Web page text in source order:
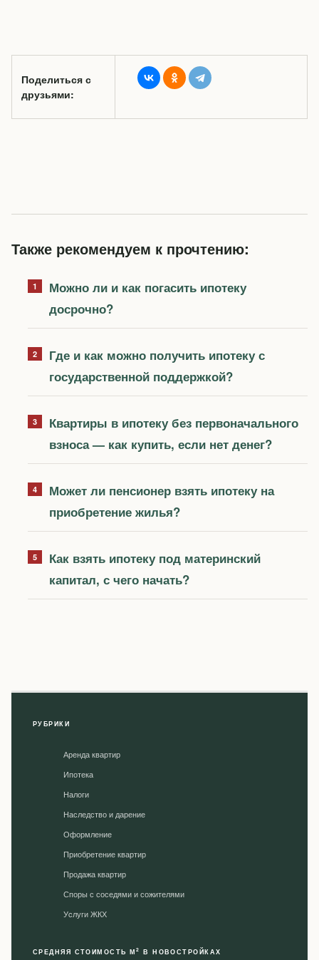
Поделиться с
друзьями:
Также рекомендуем к прочтению:
Можно ли и как погасить ипотеку
досрочно?
Где и как можно получить ипотеку с
государственной поддержкой?
Квартиры в ипотеку без первоначального
взноса — как купить, если нет денег?
Может ли пенсионер взять ипотеку на
приобретение жилья?
Как взять ипотеку под материнский
капитал, с чего начать?
РУБРИКИ
Аренда квартир
Ипотека
Налоги
Наследство и дарение
Оформление
Приобретение квартир
Продажа квартир
Споры с соседями и сожителями
Уcлуги ЖКХ
СРЕДНЯЯ СТОИМОСТЬ М2 В НОВОСТРОЙКАХ